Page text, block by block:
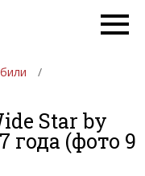
Star by
года (фото 9
ДЕВУШКИ